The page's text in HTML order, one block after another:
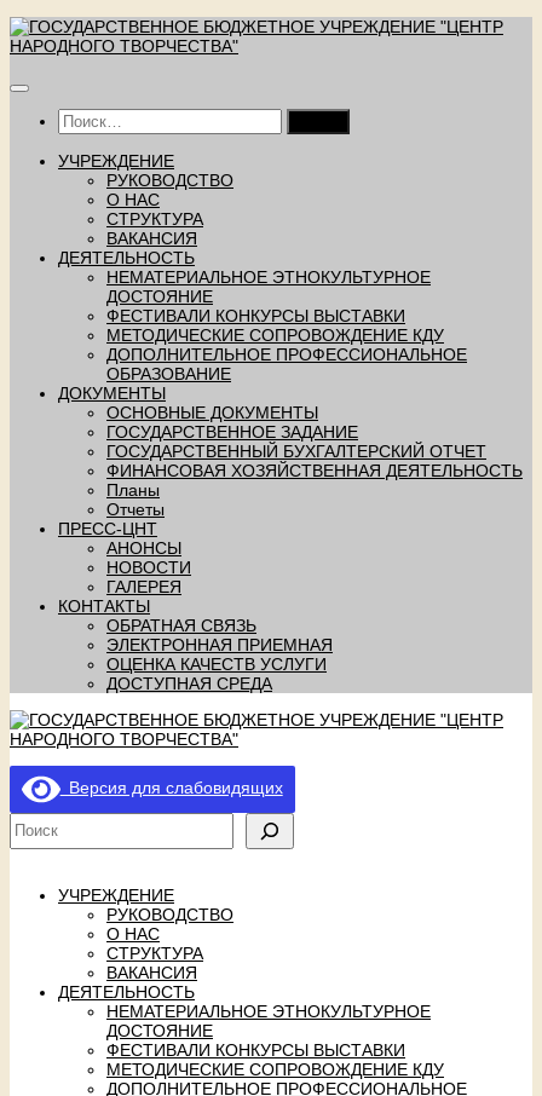
Перейти
к
Найти:
УЧРЕЖДЕНИЕ
РУКОВОДСТВО
О НАС
СТРУКТУРА
ВАКАНСИЯ
ДЕЯТЕЛЬНОСТЬ
НЕМАТЕРИАЛЬНОЕ ЭТНОКУЛЬТУРНОЕ
ДОСТОЯНИЕ
ФЕСТИВАЛИ КОНКУРСЫ ВЫСТАВКИ
МЕТОДИЧЕСКИЕ СОПРОВОЖДЕНИЕ КДУ
ДОПОЛНИТЕЛЬНОЕ ПРОФЕССИОНАЛЬНОЕ
ОБРАЗОВАНИЕ
ДОКУМЕНТЫ
ОСНОВНЫЕ ДОКУМЕНТЫ
ГОСУДАРСТВЕННОЕ ЗАДАНИЕ
ГОСУДАРСТВЕННЫЙ БУХГАЛТЕРСКИЙ ОТЧЕТ
ФИНАНСОВАЯ ХОЗЯЙСТВЕННАЯ ДЕЯТЕЛЬНОСТЬ
Планы
Отчеты
ПРЕСС-ЦНТ
АНОНСЫ
НОВОСТИ
ГАЛЕРЕЯ
КОНТАКТЫ
ОБРАТНАЯ СВЯЗЬ
ЭЛЕКТРОННАЯ ПРИЕМНАЯ
ОЦЕНКА КАЧЕСТВ УСЛУГИ
ДОСТУПНАЯ СРЕДА
Версия для слабовидящих
УЧРЕЖДЕНИЕ
РУКОВОДСТВО
О НАС
СТРУКТУРА
ВАКАНСИЯ
ДЕЯТЕЛЬНОСТЬ
НЕМАТЕРИАЛЬНОЕ ЭТНОКУЛЬТУРНОЕ
ДОСТОЯНИЕ
ФЕСТИВАЛИ КОНКУРСЫ ВЫСТАВКИ
МЕТОДИЧЕСКИЕ СОПРОВОЖДЕНИЕ КДУ
ДОПОЛНИТЕЛЬНОЕ ПРОФЕССИОНАЛЬНОЕ